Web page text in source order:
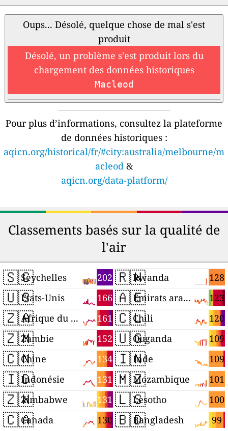
Oups... Désolé, quelque chose de mal s'est
produit
Désolé, un problème s'est produit lors du
chargement des données historiques
Macleod
Pour plus d’informations, consultez la plateforme
de données historiques :
aqicn.org/historical/fr/#city:australia/melbourne/m
acleod &
aqicn.org/data-platform/
Classements basés sur la qualité de
l'air
🇸🇨 202
Seychelles
🇺🇸 166
États-Unis
🇿🇦 161
Afrique du Sud
🇿🇲 152
Zambie
🇨🇳 134
Chine
🇮🇩 131
Indonésie
🇿🇼 131
Zimbabwe
🇨🇦 130
Canada
🇷🇼 128
Rwanda
🇦🇪 123
Émirats arabes unis
🇨🇱 120
Chili
🇺🇬 109
Ouganda
🇮🇳 109
Inde
🇲🇿 101
Mozambique
🇱🇸 100
Lesotho
🇧🇩 99
Bangladesh